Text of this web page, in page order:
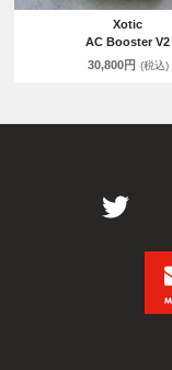
Xotic
AC Booster V2
30,800円 (税込)